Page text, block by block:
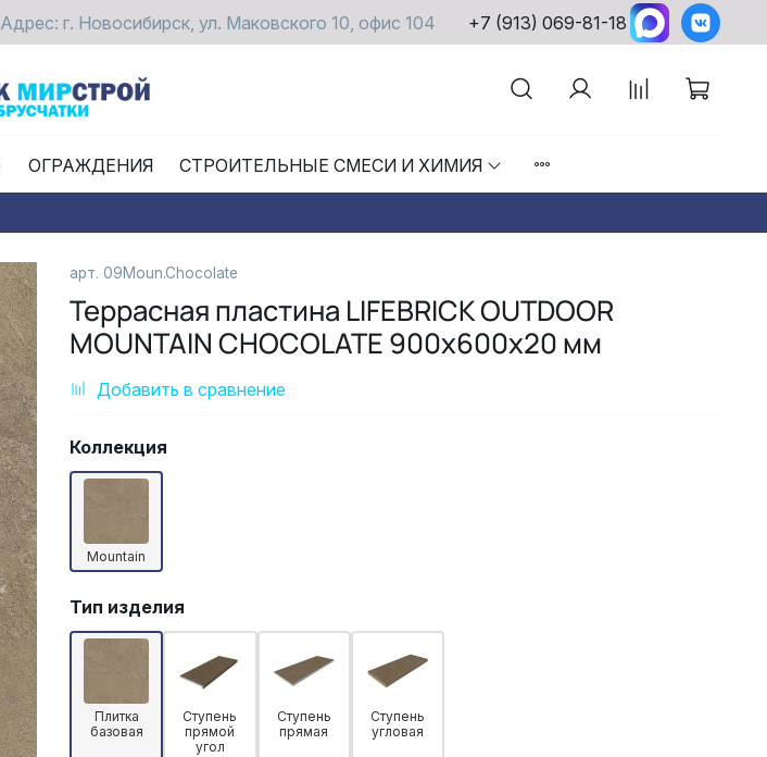
Адрес: г. Новосибирск, ул. Маковского 10, офис 104 +7 (913) 069-81-18
ОГРАЖДЕНИЯ СТРОИТЕЛЬНЫЕ СМЕСИ И ХИМИЯ
арт. 09Moun.Chocolate
Террасная пластина LIFEBRICK OUTDOOR
MOUNTAIN CHOCOLATE 900х600х20 мм
Добавить в сравнение
Коллекция
Mountain
Тип изделия
Плитка
базовая
Ступень
прямой
угол
Ступень
прямая
Ступень
угловая